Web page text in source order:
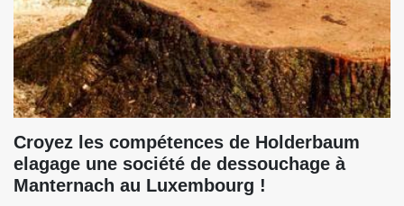
Croyez les compétences de Holderbaum
elagage une société de dessouchage à
Manternach au Luxembourg !